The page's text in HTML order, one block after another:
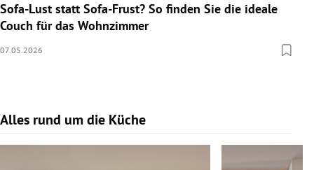
Sofa-Lust statt Sofa-Frust? So finden Sie die ideale
Couch für das Wohnzimmer
07.05.2026
Alles rund um die Küche
Slide 1 von 17